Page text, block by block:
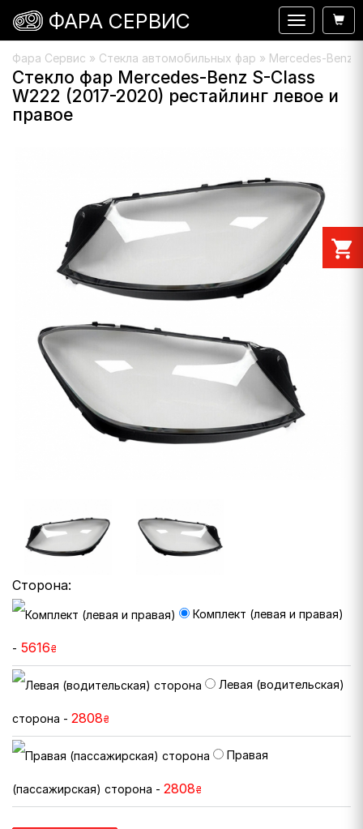
Фара Сервис » Стекла автомобильных фар » Mercedes-Benz
Стекло фар Mercedes-Benz S-Class
W222 (2017-2020) рестайлинг левое и
правое
Сторона:
Комплект (левая и правая)
- 5616₴
Левая (водительская)
сторона - 2808₴
Правая
(пассажирская) сторона - 2808₴
Навигация
ФАРА СЕРВИС
shopping_cart